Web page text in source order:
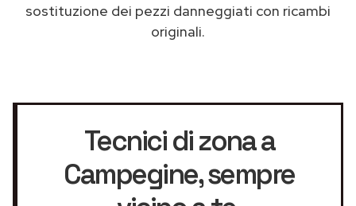
sostituzione dei pezzi danneggiati con ricambi
originali.
Tecnici di zona a
Campegine, sempre